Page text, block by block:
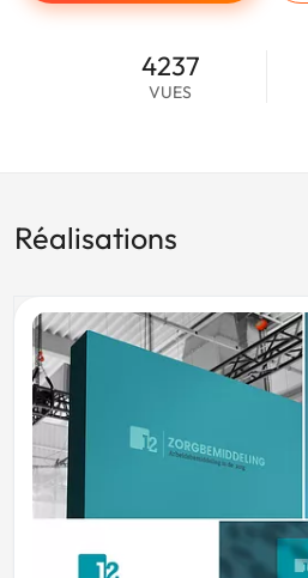
4237
VUES
Réalisations